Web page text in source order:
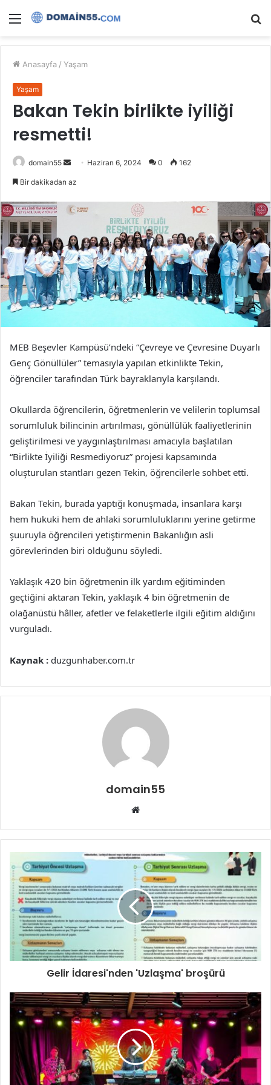
Menü
Anasayfa / Yaşam
Yaşam
Bakan Tekin birlikte iyiliği
resmetti!
domain55
Bir
göndermek
Haziran 6, 2024 0 162
Bir dakikadan az
MEB Beşevler Kampüsü’ndeki “Çevreye ve Çevresine Duyarlı
Genç Gönüllüler” temasıyla yapılan etkinlikte Tekin,
öğrenciler tarafından Türk bayraklarıyla karşılandı.
Okullarda öğrencilerin, öğretmenlerin ve velilerin toplumsal
sorumluluk bilincinin artırılması, gönüllülük faaliyetlerinin
geliştirilmesi ve yaygınlaştırılması amacıyla başlatılan
“Birlikte İyiliği Resmediyoruz” projesi kapsamında
oluşturulan stantları gezen Tekin, öğrencilerle sohbet etti.
Bakan Tekin, burada yaptığı konuşmada, insanlara karşı
hem hukuki hem de ahlaki sorumluluklarını yerine getirme
şuuruyla öğrencileri yetiştirmenin Bakanlığın asli
görevlerinden biri olduğunu söyledi.
Yaklaşık 420 bin öğretmenin ilk yardım eğitiminden
geçtiğini aktaran Tekin, yaklaşık 4 bin öğretmenin de
olağanüstü hâller, afetler ve felaketlerle ilgili eğitim aldığını
vurguladı.
Kaynak : duzgunhaber.com.tr
domain55
Web
Gelir İdaresi'nden 'Uzlaşma' broşürü